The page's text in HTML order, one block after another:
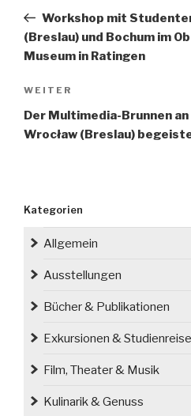
Beitrag
Workshop mit
(Breslau) und Bochum im
Museum in Ratingen
Nächster
Beitrag
WEITER
Der Multimedia-Brunnen
Wrocław (Breslau)
Kategorien
Allgemein
Ausstellungen
Bücher & Publikationen
Exkursionen &
Film, Theater & Musik
Kulinarik & Genuss